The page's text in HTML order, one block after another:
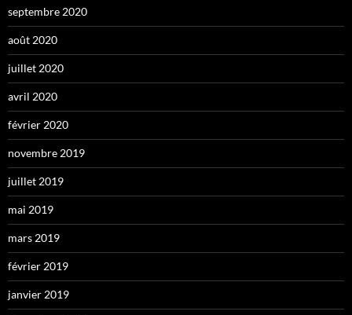
septembre 2020
août 2020
juillet 2020
avril 2020
février 2020
novembre 2019
juillet 2019
mai 2019
mars 2019
février 2019
janvier 2019